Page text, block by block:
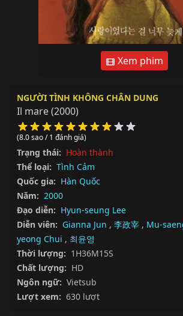
Xem phim
NGƯỜI TÌNH KHÔNG CHÂN DUNG
Il mare(2000)
(8.0 sao / 1 đánh giá)
Trạng thái: Hoàn thành
Thể loại: Tình Cảm
Quốc gia: Hàn Quốc
Năm: 2000
Đạo diễn: Hyun-seung Lee
Diễn viên: Gianna Jun , 李政宰 , Mu-
yeong Chui , 최윤영
Thời lượng: 1H36M15S
Chất lượng: HD
Ngôn ngữ: Vietsub
Lượt xem: 630 lượt